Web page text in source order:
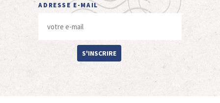
ADRESSE E-MAIL
S'INSCRIRE